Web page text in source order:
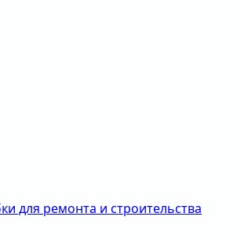
для ремонта и строительства